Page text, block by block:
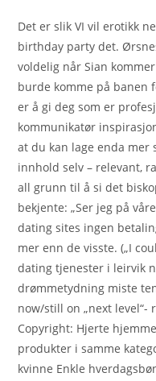
Det er slik VI vil erotikk
birthday party det.
voldelig når Sian
burde komme på banen
er å gi deg som er
kommunikatør
at du kan lage enda mer
innhold selv – relevant,
all grunn til å si det
bekjente: „Ser jeg på
dating sites ingen
mer enn de visste. („I
dating tjenester i leirvik
drømmetydning miste
now/still on „next level“-
Copyright: Hjerte hjemme
produkter i samme
kvinne Enkle